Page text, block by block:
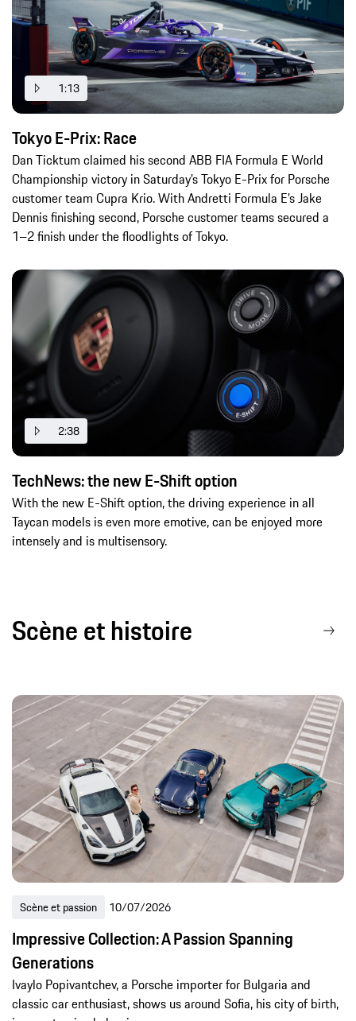
1:13
Tokyo E-Prix: Race
Dan Ticktum claimed his second ABB FIA Formula E World
Championship victory in Saturday’s Tokyo E-Prix for Porsche
customer team Cupra Krio. With Andretti Formula E’s Jake
Dennis finishing second, Porsche customer teams secured a
1–2 finish under the floodlights of Tokyo.
2:38
TechNews: the new E-Shift option
With the new E-Shift option, the driving experience in all
Taycan models is even more emotive, can be enjoyed more
intensely and is multisensory.
Scène et histoire
Scène et passion 10/07/2026
Impressive Collection: A Passion Spanning
Generations
Ivaylo Popivantchev, a Porsche importer for Bulgaria and
classic car enthusiast, shows us around Sofia, his city of birth,